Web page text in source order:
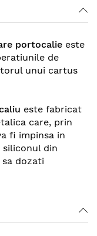
portocalie este
de
unui cartus
este fabricat
care, prin
fi impinsa in
din
dozati
uzul repetat,